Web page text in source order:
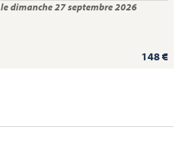
le dimanche 27 septembre 2026
148 €